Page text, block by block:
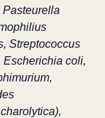
Streptococcus
coli,